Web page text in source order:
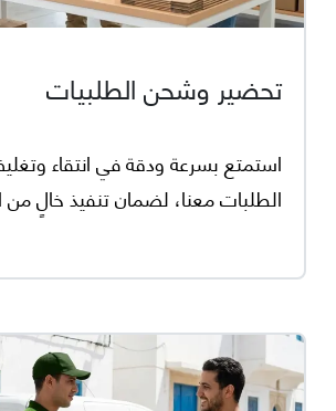
تحضير وشحن الطلبيات
استمتع بسرعة ودقة في انتقاء
الطلبات معنا، لضمان تنفيذ خالٍ من